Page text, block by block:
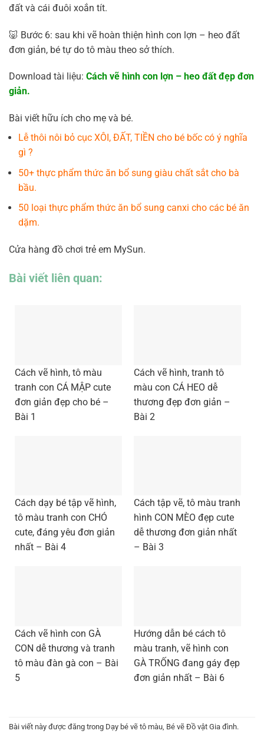
đất và cái đuôi xoắn tít.
🐷 Bước 6: sau khi vẽ hoàn thiện hình con lợn – heo đất
đơn giản, bé tự do tô màu theo sở thích.
Download tài liệu: Cách vẽ hình con lợn – heo đất đẹp đơn
giản.
Bài viết hữu ích cho mẹ và bé.
Lễ thôi nôi bỏ cục XÔI, ĐẤT, TIỀN cho bé bốc có ý nghĩa
gì ?
50+ thực phẩm thức ăn bổ sung giàu chất sắt cho bà
bầu.
50 loại thực phẩm thức ăn bổ sung canxi cho các bé ăn
dặm.
Cửa hàng đồ chơi trẻ em MySun.
Bài viết liên quan:
Cách vẽ hình, tô màu
tranh con CÁ MẬP cute
đơn giản đẹp cho bé –
Bài 1
Cách vẽ hình, tranh tô
màu con CÁ HEO dễ
thương đẹp đơn giản –
Bài 2
Cách dạy bé tập vẽ hình,
tô màu tranh con CHÓ
cute, đáng yêu đơn giản
nhất – Bài 4
Cách tập vẽ, tô màu tranh
hình CON MÈO đẹp cute
dễ thương đơn giản nhất
– Bài 3
Cách vẽ hình con GÀ
CON dễ thương và tranh
tô màu đàn gà con – Bài
5
Hướng dẫn bé cách tô
màu tranh, vẽ hình con
GÀ TRỐNG đang gáy đẹp
đơn giản nhất – Bài 6
Bài viết này được đăng trong Dạy bé vẽ tô màu, Bé vẽ Đồ vật Gia đình.